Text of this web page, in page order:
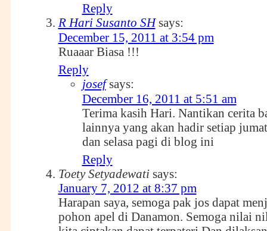
Reply
R Hari Susanto SH says:
December 15, 2011 at 3:54 pm
Ruaaar Biasa !!!
Reply
josef says:
December 16, 2011 at 5:51 am
Terima kasih Hari. Nantikan cerita
lainnya yang akan hadir setiap jumat
dan selasa pagi di blog ini
Reply
Toety Setyadewati says:
January 7, 2012 at 8:37 pm
Harapan saya, semoga pak jos dapat
pohon apel di Danamon. Semoga nilai